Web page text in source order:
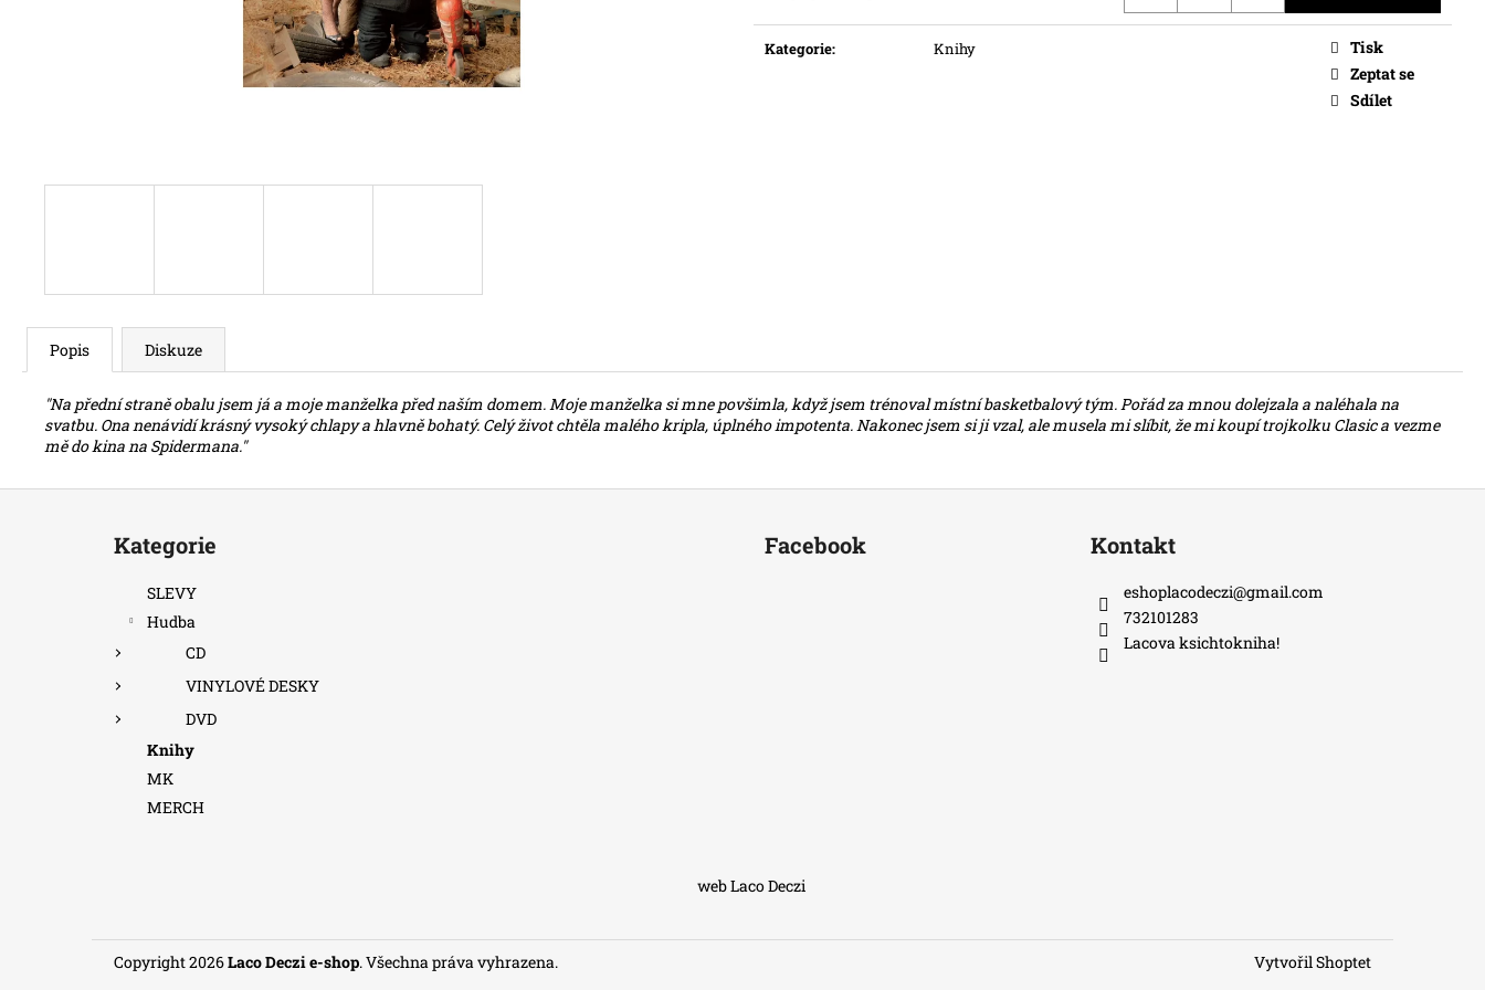
Kategorie: Knihy
Tisk
Zeptat se
Sdílet
Popis Diskuze
"Na přední straně obalu jsem já a moje manželka před naším domem. Moje manželka si mne povšimla, když jsem trénoval místní basketbalový tým. Pořád za mnou dolejzala a naléhala na
svatbu. Ona nenávidí krásný vysoký chlapy a hlavně bohatý. Celý život chtěla malého kripla, úplného impotenta. Nakonec jsem si ji vzal, ale musela mi slíbit, že mi koupí trojkolku Clasic a vezme
mě do kina na Spidermana."
1 200 Kč
kategorie
Kategorie
SLEVY
Hudba
CD
VINYLOVÉ DESKY
DVD
Knihy
MK
MERCH
Facebook Kontakt
eshoplacodeczi@gmail.com
732101283
Lacova ksichtokniha!
web Laco Deczi
Vytvořil Shoptet
Copyright 2026Laco Deczi e-shop. Všechna práva vyhrazena.